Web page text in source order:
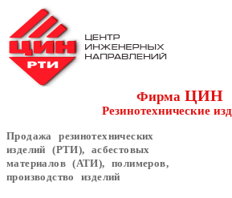
Фирма ЦИН
Резинотехнические
Продажа резинотехнических
изделий (РТИ), асбестовых
материалов (АТИ), полимеров,
производство изделий